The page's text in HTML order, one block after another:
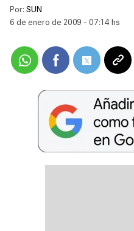
Por: SUN
6 de enero de 2009 - 07:14 hs